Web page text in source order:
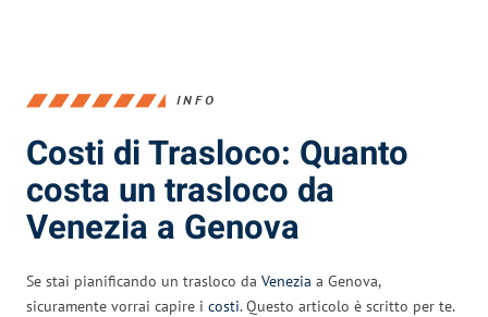
INFO
Costi di Trasloco: Quanto
costa un trasloco da
Venezia a Genova
Se stai pianificando un trasloco da Venezia a Genova,
sicuramente vorrai capire i costi. Questo articolo è scritto per te.